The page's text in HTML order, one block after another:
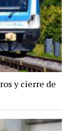
y cierre de